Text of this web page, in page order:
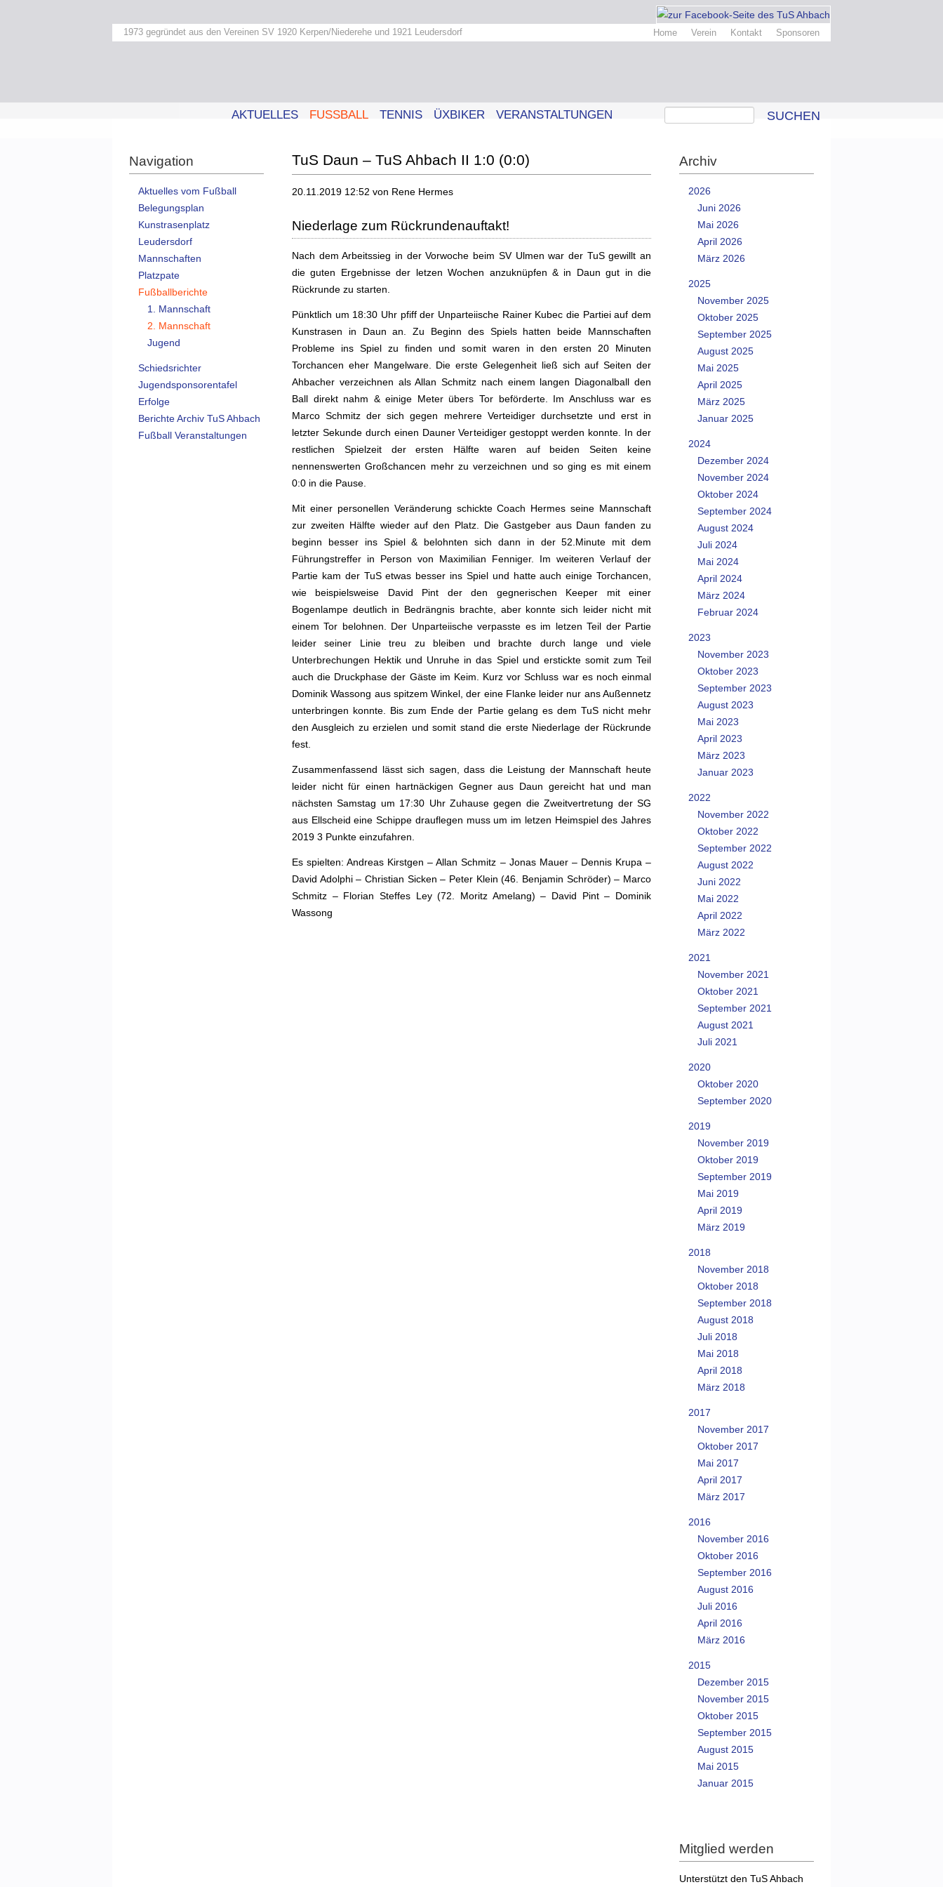
1973 gegründet aus den Vereinen SV 1920 Kerpen/Niederehe und 1921 Leudersdorf Home Verein Kontakt Sponsoren
AKTUELLES FUSSBALL TENNIS ÜXBIKER VERANSTALTUNGEN SUCHEN
TuS Daun – TuS Ahbach II 1:0 (0:0)
20.11.2019 12:52 von Rene Hermes
Niederlage zum Rückrundenauftakt!
Nach dem Arbeitssieg in der Vorwoche beim SV Ulmen war der TuS gewillt an
die guten Ergebnisse der letzen Wochen anzuknüpfen & in Daun gut in die
Rückrunde zu starten.
Pünktlich um 18:30 Uhr pfiff der Unparteiische Rainer Kubec die Partiei auf dem
Kunstrasen in Daun an. Zu Beginn des Spiels hatten beide Mannschaften
Probleme ins Spiel zu finden und somit waren in den ersten 20 Minuten
Torchancen eher Mangelware. Die erste Gelegenheit ließ sich auf Seiten der
Ahbacher verzeichnen als Allan Schmitz nach einem langen Diagonalball den
Ball direkt nahm & einige Meter übers Tor beförderte. Im Anschluss war es
Marco Schmitz der sich gegen mehrere Verteidiger durchsetzte und erst in
letzter Sekunde durch einen Dauner Verteidiger gestoppt werden konnte. In der
restlichen Spielzeit der ersten Hälfte waren auf beiden Seiten keine
nennenswerten Großchancen mehr zu verzeichnen und so ging es mit einem
0:0 in die Pause.
Mit einer personellen Veränderung schickte Coach Hermes seine Mannschaft
zur zweiten Hälfte wieder auf den Platz. Die Gastgeber aus Daun fanden zu
beginn besser ins Spiel & belohnten sich dann in der 52.Minute mit dem
Führungstreffer in Person von Maximilian Fenniger. Im weiteren Verlauf der
Partie kam der TuS etwas besser ins Spiel und hatte auch einige Torchancen,
wie beispielsweise David Pint der den gegnerischen Keeper mit einer
Bogenlampe deutlich in Bedrängnis brachte, aber konnte sich leider nicht mit
einem Tor belohnen. Der Unparteiische verpasste es im letzen Teil der Partie
leider seiner Linie treu zu bleiben und brachte durch lange und viele
Unterbrechungen Hektik und Unruhe in das Spiel und erstickte somit zum Teil
auch die Druckphase der Gäste im Keim. Kurz vor Schluss war es noch einmal
Dominik Wassong aus spitzem Winkel, der eine Flanke leider nur ans Außennetz
unterbringen konnte. Bis zum Ende der Partie gelang es dem TuS nicht mehr
den Ausgleich zu erzielen und somit stand die erste Niederlage der Rückrunde
fest.
Zusammenfassend lässt sich sagen, dass die Leistung der Mannschaft heute
leider nicht für einen hartnäckigen Gegner aus Daun gereicht hat und man
nächsten Samstag um 17:30 Uhr Zuhause gegen die Zweitvertretung der SG
aus Ellscheid eine Schippe drauflegen muss um im letzen Heimspiel des Jahres
2019 3 Punkte einzufahren.
Es spielten: Andreas Kirstgen – Allan Schmitz – Jonas Mauer – Dennis Krupa –
David Adolphi – Christian Sicken – Peter Klein (46. Benjamin Schröder) – Marco
Schmitz – Florian Steffes Ley (72. Moritz Amelang) – David Pint – Dominik
Wassong
Navigation
Aktuelles vom Fußball
Belegungsplan
Kunstrasenplatz
Leudersdorf
Mannschaften
Platzpate
Fußballberichte
1. Mannschaft
2. Mannschaft
Jugend
Schiedsrichter
Jugendsponsorentafel
Erfolge
Berichte Archiv TuS Ahbach
Fußball Veranstaltungen
Archiv
2026
Juni 2026
Mai 2026
April 2026
März 2026
2025
November 2025
Oktober 2025
September 2025
August 2025
Mai 2025
April 2025
März 2025
Januar 2025
2024
Dezember 2024
November 2024
Oktober 2024
September 2024
August 2024
Juli 2024
Mai 2024
April 2024
März 2024
Februar 2024
2023
November 2023
Oktober 2023
September 2023
August 2023
Mai 2023
April 2023
März 2023
Januar 2023
2022
November 2022
Oktober 2022
September 2022
August 2022
Juni 2022
Mai 2022
April 2022
März 2022
2021
November 2021
Oktober 2021
September 2021
August 2021
Juli 2021
2020
Oktober 2020
September 2020
2019
November 2019
Oktober 2019
September 2019
Mai 2019
April 2019
März 2019
2018
November 2018
Oktober 2018
September 2018
August 2018
Juli 2018
Mai 2018
April 2018
März 2018
2017
November 2017
Oktober 2017
Mai 2017
April 2017
März 2017
2016
November 2016
Oktober 2016
September 2016
August 2016
Juli 2016
April 2016
März 2016
2015
Dezember 2015
November 2015
Oktober 2015
September 2015
August 2015
Mai 2015
Januar 2015
Mitglied werden
Unterstützt den TuS Ahbach